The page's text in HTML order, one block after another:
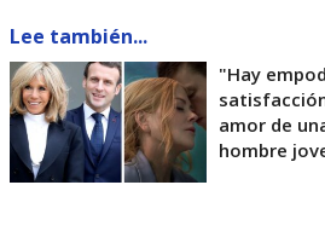
Lee también...
"Hay
amor de
hombre